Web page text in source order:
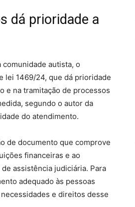
dá prioridade a
autista, o
lei 1469/24, que dá prioridade
e na tramitação de processos
segundo o autor da
do atendimento.
de documento que comprove
financeiras e ao
assistência judiciária. Para
adequado às pessoas
e direitos desse